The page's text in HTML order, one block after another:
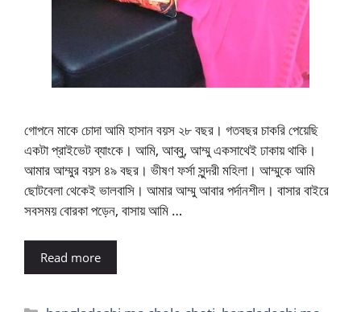
গোপনে মাকে চোদা আমি হাসান বয়স ২৮ বছর। গতবছর চাকরি পেয়েছি
একটা প্রাইভেট ব্যাংকে। আমি, আব্বু, আম্মু একসাথেই ঢাকায় থাকি।
আমার আম্মুর বয়স ৪৯ বছর। ভীষণ ফর্সা সুন্দরী মহিলা। আম্মুকে আমি
ছোটবেলা থেকেই ভালবাসি। আমার আম্মু আবার পর্দানশীল। বাসার বাইরে
সবসময় বোরকা পড়েন, বাসায় আমি …
Read more